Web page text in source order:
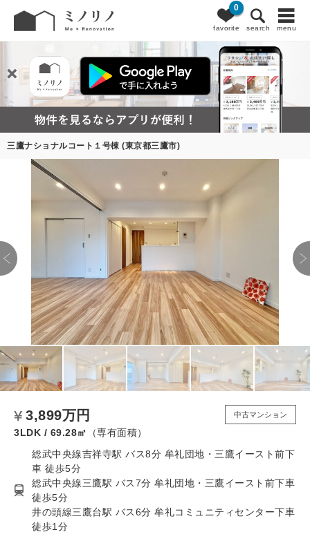
favorite
0
search menu
三鷹ナショナルコート１号棟 (東京都三鷹市)
3,899万円
3LDK / 69.28㎡ （専有面積）
中古マンション
総武中央線吉祥寺駅 バス8分 牟礼団地・三鷹イースト前下
車 徒歩5分
総武中央線三鷹駅 バス7分 牟礼団地・三鷹イースト前下車
徒歩5分
井の頭線三鷹台駅 バス6分 牟礼コミュニティセンター下車
徒歩1分